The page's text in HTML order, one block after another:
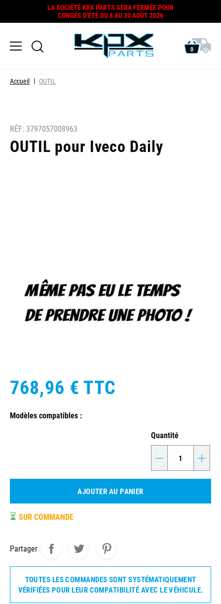
LA SOCIÉTÉ KPX PARTS SERA FERMÉE POUR
CONGÉS D'ÉTÉ DU 8 AU 30 AOÛT 2026
0
Accueil OUTIL
RÉF: 3797057008963
OUTIL pour Iveco Daily
768,96 € TTC
Modèles compatibles :
Quantité
- +
AJOUTER AU PANIER
⏳ SUR COMMANDE
Partager
TOUTES LES COMMANDES SONT SYSTÉMATIQUEMENT
VÉRIFIÉES POUR LEUR COMPATIBILITÉ AVEC LE VÉHICULE.